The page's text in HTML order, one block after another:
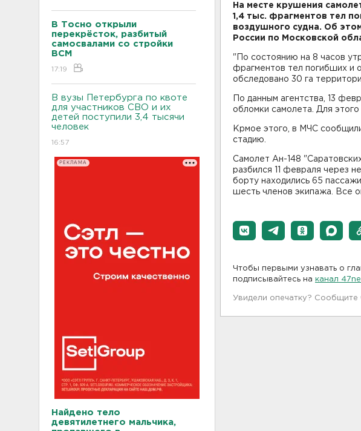
В Тосно открыли
перекрёсток, разбитый
самосвалами со стройки
ВСМ
17:19
В вузы Петербурга по квоте
для участников СВО и их
детей поступили 3,4 тысячи
человек
16:57
РЕКЛАМА
Найдено тело
девятилетнего мальчика,
На месте крушения
1,4 тыс. фрагментов тел
воздушного судна. Об
России по Московской
"По состоянию на 8 часов
фрагментов тел погибших и
обследовано 30 га
По данным агентства, 13
обломки самолета. Для
Крмое этого, в МЧС
стадию.
Самолет Ан-148
разбился 11 февраля через
борту находились 65
шесть членов экипажа. Все
Чтобы первыми узнавать о
подписывайтесь на канал
Увидели опечатку? Сообщите